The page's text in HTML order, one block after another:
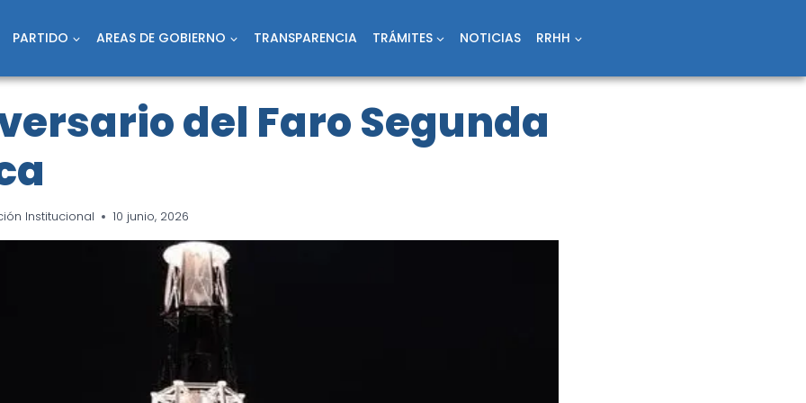
PARTIDO AREAS DE GOBIERNO TRANSPARENCIA TRÁMITES NOTICIAS RRHH
del Faro Segunda
Institucional 10 junio, 2026